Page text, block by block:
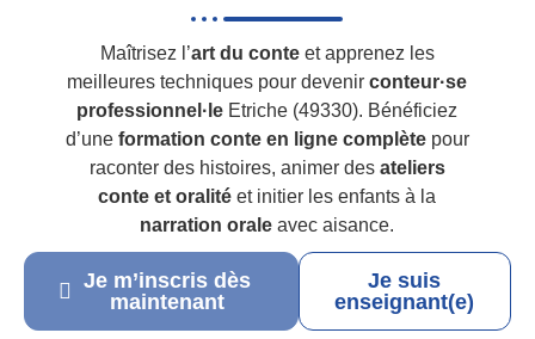
Maîtrisez l’art du conteet apprenez les
meilleures techniques pour devenirconteur·se
professionnel·le Etriche (49330). Bénéficiez
d’une formation conte en ligne complètepour
raconter des histoires, animer des ateliers
conte et oralité et initier les enfants à la
narration orale avec aisance.
Je m’inscris dès
maintenant
Je suis
enseignant(e)